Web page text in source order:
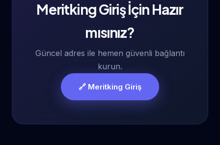
Meritking Giriş İçin Hazır
mısınız?
Güncel adres ile hemen güvenli bağlantı
kurun.
🔗 Meritking Giriş